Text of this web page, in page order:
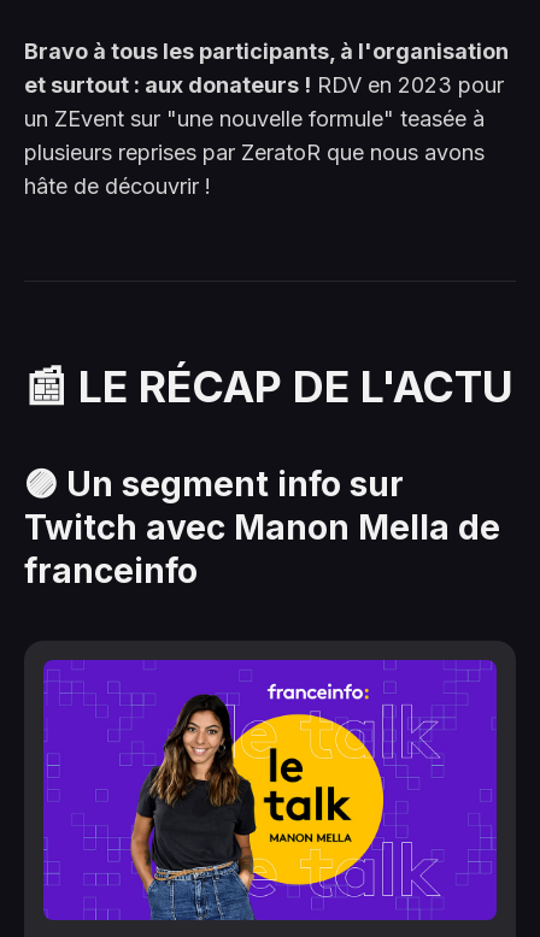
Bravo à tous les participants, à l'organisation
et surtout : aux donateurs ! RDV en 2023 pour
un ZEvent sur "une nouvelle formule" teasée à
plusieurs reprises par ZeratoR que nous avons
hâte de découvrir !
📰 LE RÉCAP DE L'ACTU
🟣 Un segment info sur
Twitch avec Manon Mella de
franceinfo